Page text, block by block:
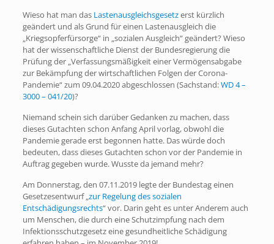
Wieso hat man das Lastenausgleichsgesetzerst kürzlich
geändert und als Grund für einen Lastenausgleich die
„Kriegsopferfürsorge“ in „sozialen Ausgleich“ geändert? Wieso
hat der wissenschaftliche Dienst der Bundesregierung die
Prüfung der „Verfassungsmäßigkeit einer Vermögensabgabe
zur Bekämpfung der wirtschaftlichen Folgen der Corona-
Pandemie“ zum 09.04.2020 abgeschlossen (Sachstand:WD 4 –
3000 – 041/20)?
Niemand schein sich darüber Gedanken zu machen, dass
dieses Gutachten schon Anfang April vorlag, obwohl die
Pandemie gerade erst begonnen hatte. Das würde doch
bedeuten, dass dieses Gutachten schon vor der Pandemie in
Auftrag gegeben wurde. Wusste da jemand mehr?
Am Donnerstag, den 07.11.2019 legte der Bundestag einen
Gesetzesentwurf „zur Regelung des sozialen
Entschädigungsrechts“ vor. Darin geht es unter Anderem auch
um Menschen, die durch eine Schutzimpfung nach dem
Infektionsschutzgesetz eine gesundheitliche Schädigung